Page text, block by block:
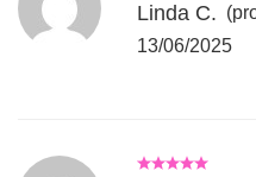
Linda C.
13/06/2025